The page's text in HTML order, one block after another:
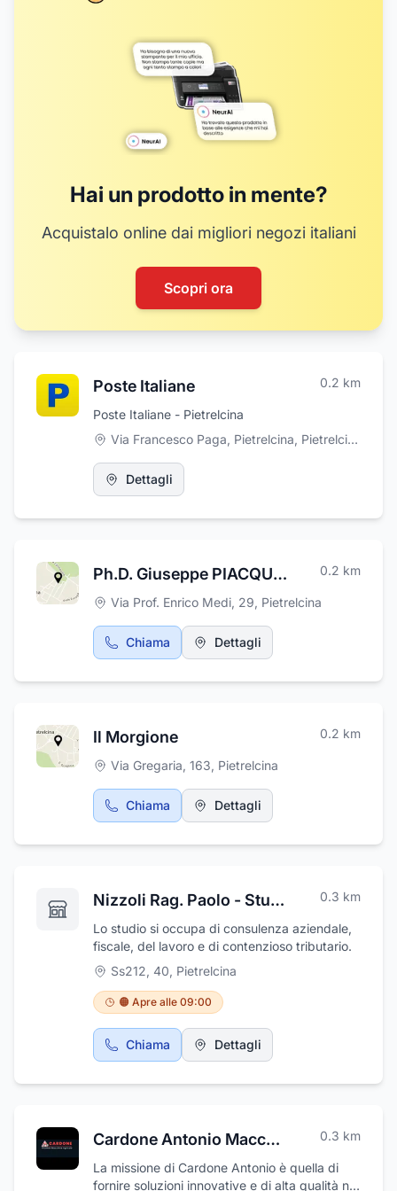
Hai un prodotto in mente?
Acquistalo online dai migliori negozi italiani
Scopri ora
Poste Italiane 0.2 km
Poste Italiane - Pietrelcina
Via Francesco Paga, Pietrelcina, Pietrelcina
Dettagli
Ph.D. Giuseppe PIACQUADIO Geologia Applicata 0.2 km
Via Prof. Enrico Medi, 29, Pietrelcina
Chiama Dettagli
Il Morgione 0.2 km
Via Gregaria, 163, Pietrelcina
Chiama Dettagli
Nizzoli Rag. Paolo - Studio Commerciale 0.3 km
Lo studio si occupa di consulenza aziendale,
fiscale, del lavoro e di contenzioso tributario.
Ss212, 40, Pietrelcina
🟠 Apre alle 09:00
Chiama Dettagli
Cardone Antonio Macchine Agricole 0.3 km
La missione di Cardone Antonio è quella di
fornire soluzioni innovative e di alta qualità nel